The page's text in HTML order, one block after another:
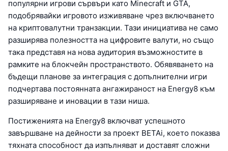
популярни игрови сървъри като Minecraft и GTA,
подобрявайки игровото изживяване чрез включването
на криптовалутни транзакции. Тази инициатива не само
разширява полезността на цифровите валути, но също
така представя на нова аудитория възможностите в
рамките на блокчейн пространството. Обявяването на
бъдещи планове за интеграция с допълнителни игри
подчертава постоянната ангажираност на Energy8 към
разширяване и иновации в тази ниша.
Постиженията на Energy8 включват успешното
завършване на дейности за проект BETAi, което показва
тяхната способност да изпълняват и доставят сложни